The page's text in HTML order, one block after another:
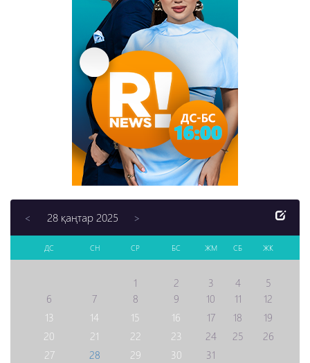
< 28 қаңтар 2025 >
ДС СН СР БС ЖМ СБ ЖК
1 2 3 4
5
6
7 8 9 10 11
12
13
14 15 16 17 18
19
20
21 22 23 24 25
26
27
28 29 30 31